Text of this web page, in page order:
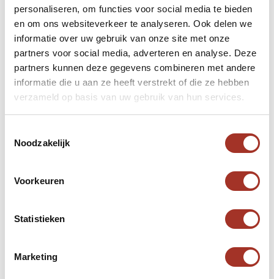
personaliseren, om functies voor social media te bieden
en om ons websiteverkeer te analyseren. Ook delen we
informatie over uw gebruik van onze site met onze
partners voor social media, adverteren en analyse. Deze
partners kunnen deze gegevens combineren met andere
informatie die u aan ze heeft verstrekt of die ze hebben
verzameld op basis van uw gebruik van hun services.
Noodzakelijk
Voorkeuren
Statistieken
Marketing
Augustus
In augustus blijft het extreem heet, vergelijkbaar
met juli, met temperaturen die vaak boven de
45°C uitkomen. Ook ’s nachts blijft het warm, met
temperaturen rond de 30°C. De hoge
luchtvochtigheid kan het nog zwaarder maken om
buiten te zijn. Augustus is de heetste maand van
het jaar, waardoor veel activiteiten zich
Regen valt er vrijwel niet in deze periode.
September
In september begint de hitte langzaam af te